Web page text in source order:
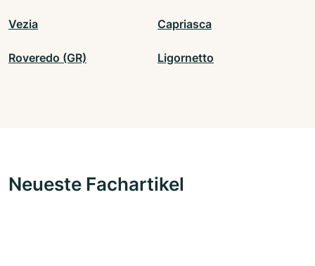
Vezia Capriasca
Roveredo (GR) Ligornetto
Neueste Fachartikel